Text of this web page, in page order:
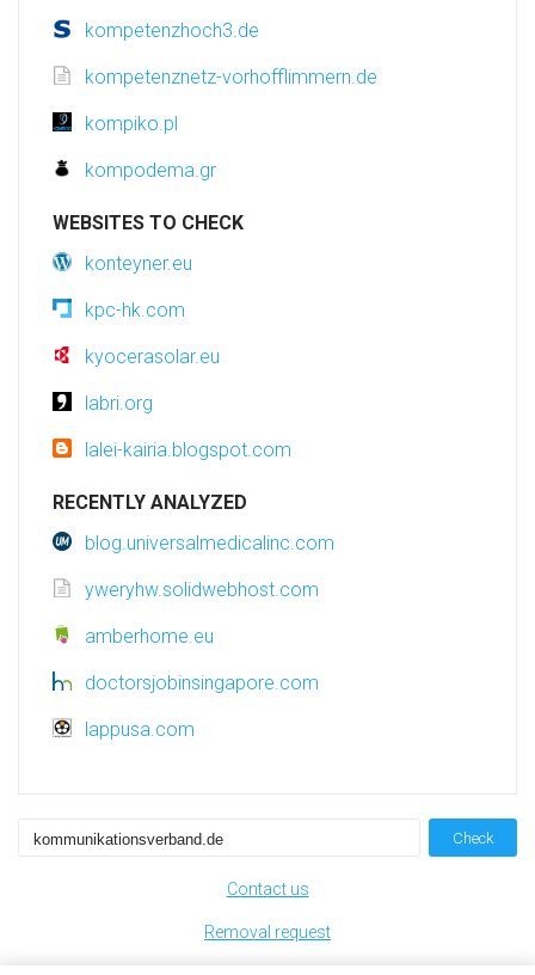
kompetenzhoch3.de
kompetenznetz-vorhofflimmern.de
kompiko.pl
kompodema.gr
WEBSITES TO CHECK
konteyner.eu
kpc-hk.com
kyocerasolar.eu
labri.org
lalei-kairia.blogspot.com
RECENTLY ANALYZED
blog.universalmedicalinc.com
yweryhw.solidwebhost.com
amberhome.eu
doctorsjobinsingapore.com
lappusa.com
Check
Contact us
Removal request